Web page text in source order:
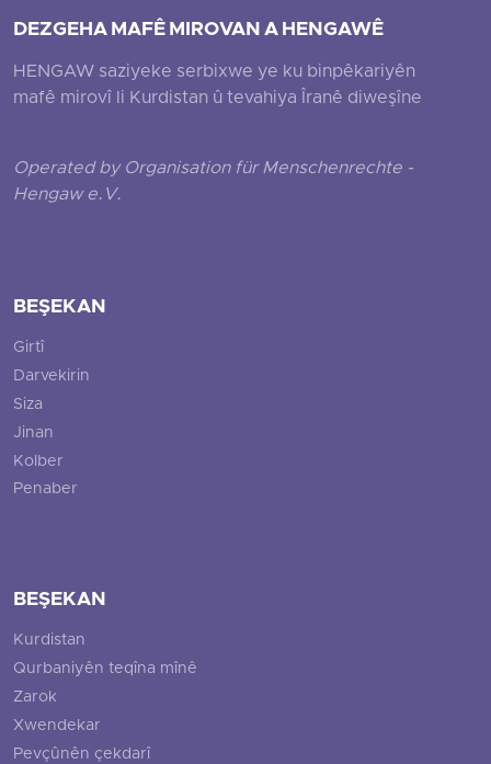
DEZGEHA MAFÊ MIROVAN A HENGAWÊ
HENGAW saziyeke serbixwe ye ku binpêkariyên
mafê mirovî li Kurdistan û tevahiya Îranê diweşîne
Operated by Organisation für Menschenrechte -
Hengaw e.V.
BEŞEKAN
Girtî
Darvekirin
Siza
Jinan
Kolber
Penaber
BEŞEKAN
Kurdistan
Qurbaniyên teqîna mînê
Zarok
Xwendekar
Pevçûnên çekdarî